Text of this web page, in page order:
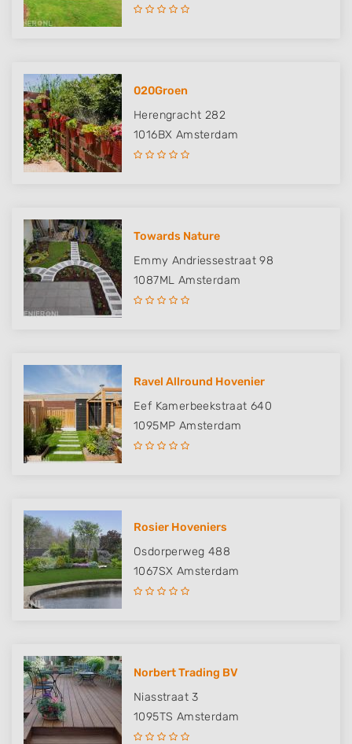
020Groen
Herengracht 282
1016BX Amsterdam
Towards Nature
Emmy Andriessestraat 98
1087ML Amsterdam
Ravel Allround Hovenier
Eef Kamerbeekstraat 640
1095MP Amsterdam
Rosier Hoveniers
Osdorperweg 488
1067SX Amsterdam
Norbert Trading BV
Niasstraat 3
1095TS Amsterdam